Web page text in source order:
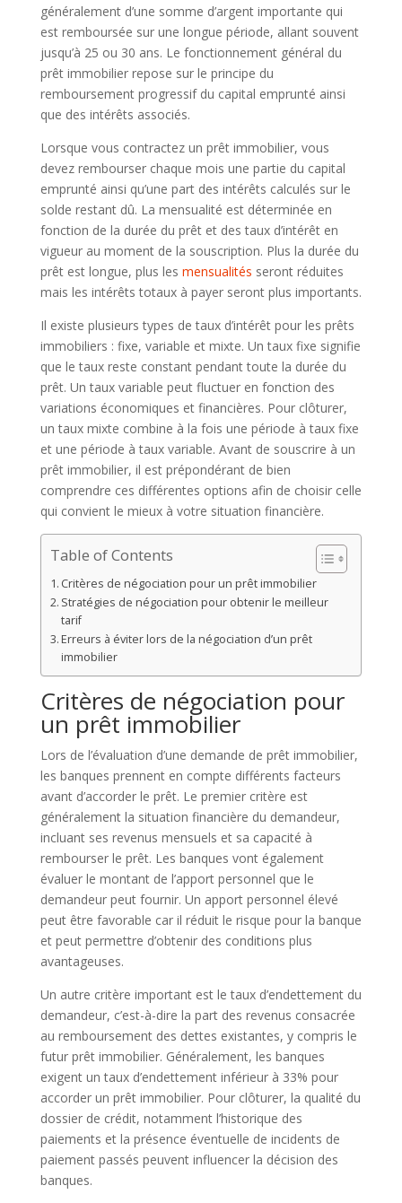
généralement d’une somme d’argent importante qui
est remboursée sur une longue période, allant souvent
jusqu’à 25 ou 30 ans. Le fonctionnement général du
prêt immobilier repose sur le principe du
remboursement progressif du capital emprunté ainsi
que des intérêts associés.
Lorsque vous contractez un prêt immobilier, vous
devez rembourser chaque mois une partie du capital
emprunté ainsi qu’une part des intérêts calculés sur le
solde restant dû. La mensualité est déterminée en
fonction de la durée du prêt et des taux d’intérêt en
vigueur au moment de la souscription. Plus la durée du
prêt est longue, plus les mensualités seront réduites
mais les intérêts totaux à payer seront plus importants.
Il existe plusieurs types de taux d’intérêt pour les prêts
immobiliers : fixe, variable et mixte. Un taux fixe signifie
que le taux reste constant pendant toute la durée du
prêt. Un taux variable peut fluctuer en fonction des
variations économiques et financières. Pour clôturer,
un taux mixte combine à la fois une période à taux fixe
et une période à taux variable. Avant de souscrire à un
prêt immobilier, il est prépondérant de bien
comprendre ces différentes options afin de choisir celle
qui convient le mieux à votre situation financière.
Table of Contents
Critères de négociation pour un prêt immobilier
Stratégies de négociation pour obtenir le meilleur
tarif
Erreurs à éviter lors de la négociation d’un prêt
immobilier
Critères de négociation pour
un prêt immobilier
Lors de l’évaluation d’une demande de prêt immobilier,
les banques prennent en compte différents facteurs
avant d’accorder le prêt. Le premier critère est
généralement la situation financière du demandeur,
incluant ses revenus mensuels et sa capacité à
rembourser le prêt. Les banques vont également
évaluer le montant de l’apport personnel que le
demandeur peut fournir. Un apport personnel élevé
peut être favorable car il réduit le risque pour la banque
et peut permettre d’obtenir des conditions plus
avantageuses.
Un autre critère important est le taux d’endettement du
demandeur, c’est-à-dire la part des revenus consacrée
au remboursement des dettes existantes, y compris le
futur prêt immobilier. Généralement, les banques
exigent un taux d’endettement inférieur à 33% pour
accorder un prêt immobilier. Pour clôturer, la qualité du
dossier de crédit, notamment l’historique des
paiements et la présence éventuelle de incidents de
paiement passés peuvent influencer la décision des
banques.